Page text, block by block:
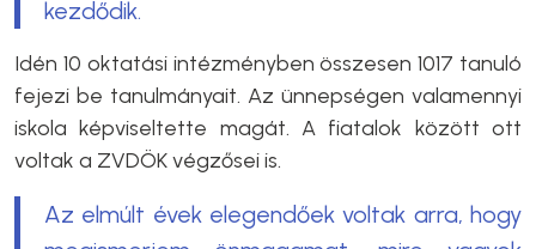
kezdődik.
Idén 10 oktatási intézményben összesen 1017 tanuló
fejezi be tanulmányait. Az ünnepségen valamennyi
iskola képviseltette magát. A fiatalok között ott
voltak a ZVDÖK végzősei is.
Az elmúlt évek elegendőek voltak arra, hogy